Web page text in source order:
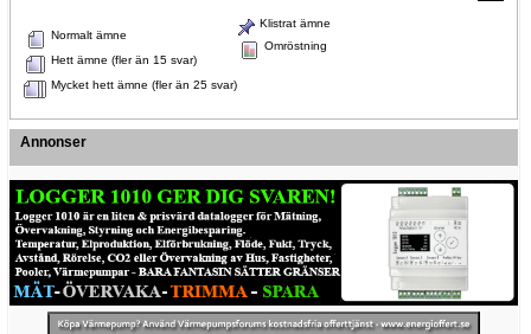
Normalt ämne
Hett ämne (fler än 15 svar)
Mycket hett ämne (fler än 25 svar)
Klistrat ämne
Omröstning
Annonser